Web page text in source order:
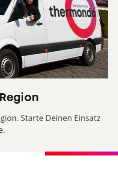
Starte Deinen Einsatz